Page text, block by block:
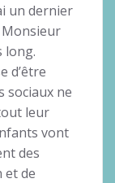
un dernier
Monsieur
long.
d’être
sociaux ne
leur
vont
des
et de